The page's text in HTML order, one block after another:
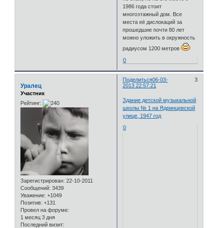
1986 года стоит
многоэтажный дом. Все
места её дислокаций за
прошедшие почти 80 лет
можно уложить в окружность
радиусом 1200 метров
0
Поделиться 3
06-03-
2013 22:57:21
Уралец
Участник
Рейтинг:
Зарегистрирован: 22-10-2011
Сообщений: 3439
Уважение: +1049
Позитив: +131
Провел на форуме:
1 месяц 3 дня
Последний визит:
Здание детской музыкальной
школы № 1 на Ядринцевской
улице, 1947 год
0